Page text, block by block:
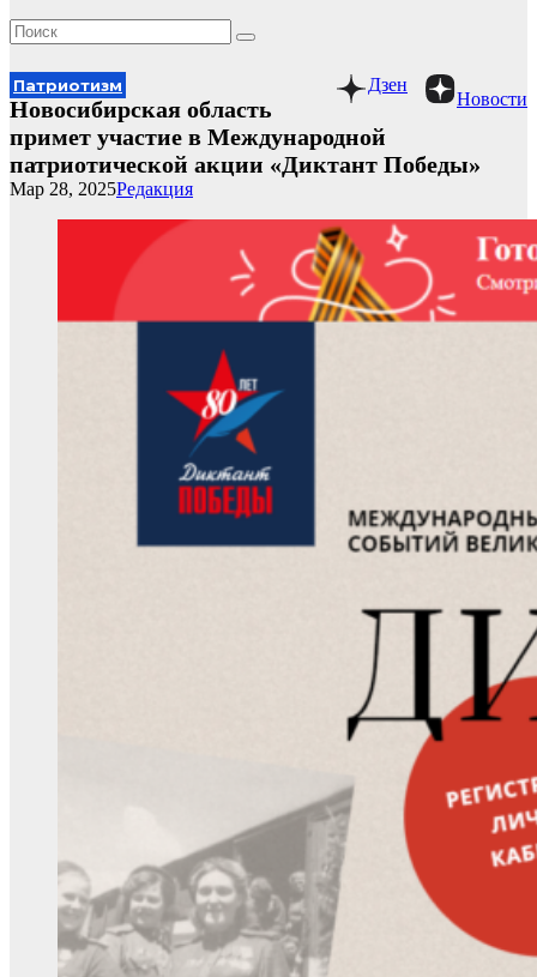
Новости
Дзен
Патриотизм
Новосибирская область
примет участие в Международной
патриотической акции «Диктант Победы»
Редакция
Мар 28, 2025